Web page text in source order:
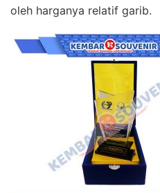
oleh harganya relatif garib.